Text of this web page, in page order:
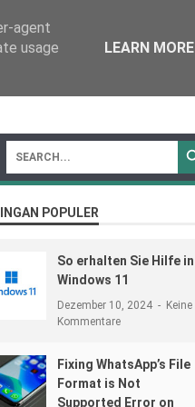
POPULER
So erhalten Sie Hilfe in
Windows 11
Dezember 10, 2024
Keine
Kommentare
Fixing WhatsApp’s File
Format is Not
Supported Error on
agent
usage
LEARN MORE